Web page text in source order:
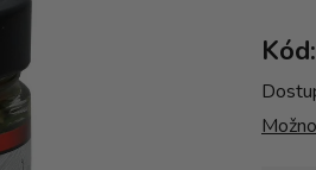
Kód: